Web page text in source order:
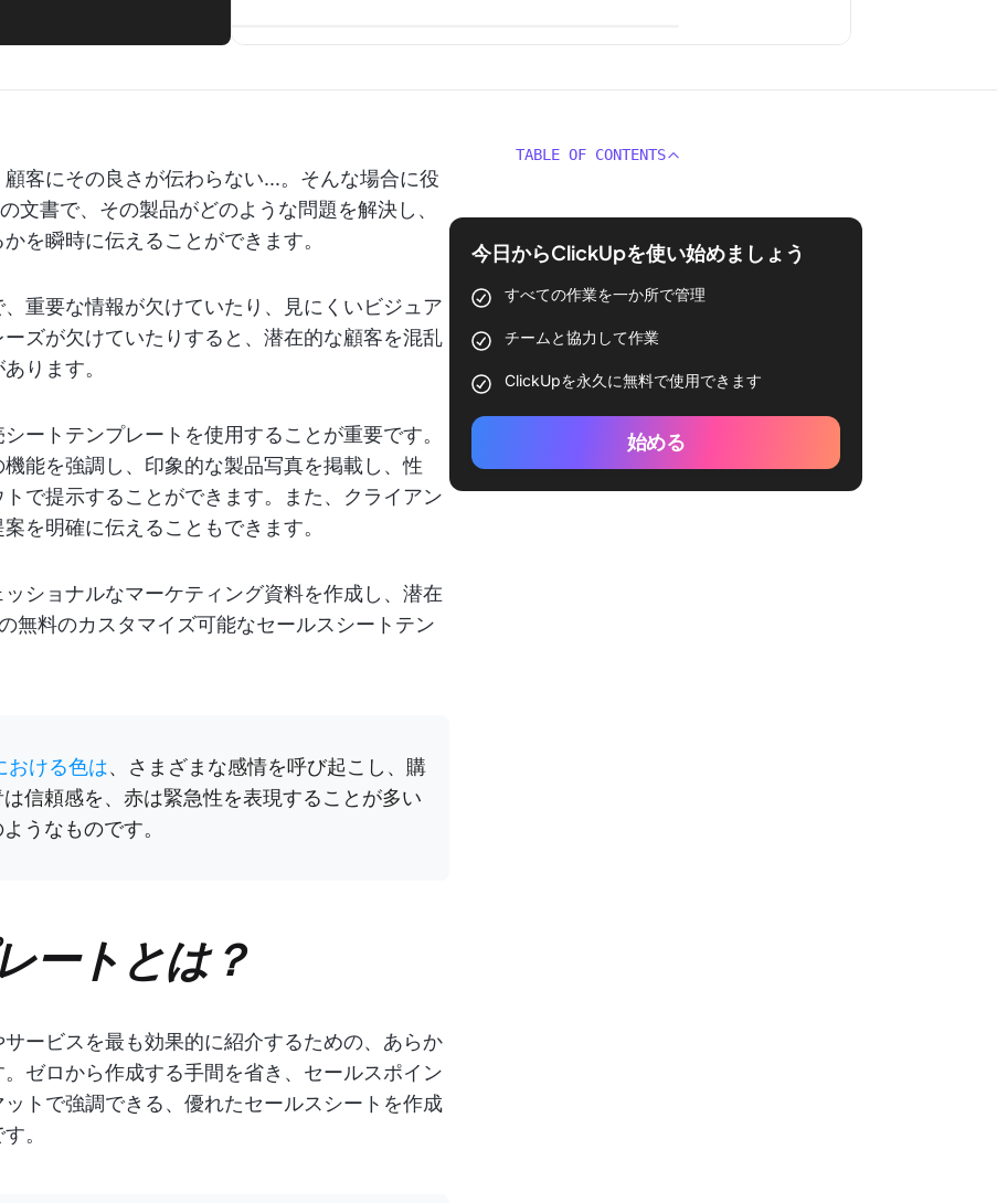
客にその良さが伝わらない...。そんな場合に役
文書で、その製品がどのような問題を解決し、
を瞬時に伝えることができます。
重要な情報が欠けていたり、見にくいビジュア
ズが欠けていたりすると、潜在的な顧客を混乱
ります。
ートテンプレートを使用することが重要です。
能を強調し、印象的な製品写真を掲載し、性
で提示することができます。また、クライアン
を明確に伝えることもできます。
ショナルなマーケティング資料を作成し、潜在
無料のカスタマイズ可能なセールスシートテン
おける色は、さまざまな感情を呼び起こし、購
信頼感を、赤は緊急性を表現することが多い
うなものです。
ートとは？
ービスを最も効果的に紹介するための、あらか
ゼロから作成する手間を省き、セールスポイン
トで強調できる、優れたセールスシートを作成
。
TABLE OF CONTENTS
今日からClickUpを使い始めましょう
すべての作業を一か所で管理
チームと協力して作業
ClickUpを永久に無料で使用できます
始める